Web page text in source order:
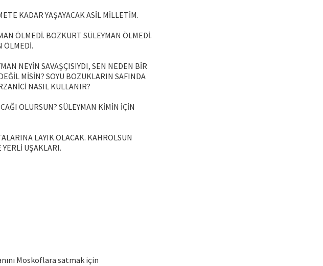
KADAR YAŞAYACAK ASİL MİLLETİM.
ÖLMEDİ. BOZKURT SÜLEYMAN ÖLMEDİ.
ÖLMEDİ.
NEYİN SAVAŞÇISIYDI, SEN NEDEN BİR
MİSİN? SOYU BOZUKLARIN SAFINDA
NASIL KULLANIR?
OLURSUN? SÜLEYMAN KİMİN İÇİN
LAYIK OLACAK. KAHROLSUN
UŞAKLARI.
Moskoflara satmak için